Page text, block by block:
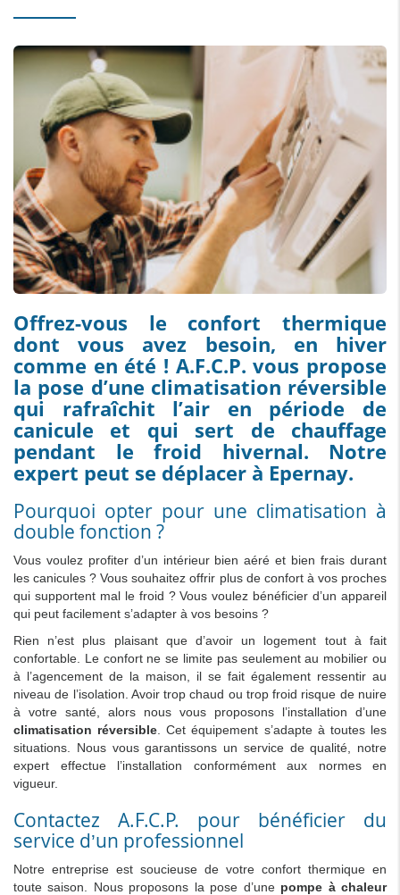
Offrez-vous le confort thermique
dont vous avez besoin, en hiver
comme en été ! A.F.C.P. vous propose
la pose d’une climatisation réversible
qui rafraîchit l’air en période de
canicule et qui sert de chauffage
pendant le froid hivernal. Notre
expert peut se déplacer à Epernay.
Pourquoi opter pour une climatisation à
double fonction ?
Vous voulez profiter d’un intérieur bien aéré et bien frais durant
les canicules ? Vous souhaitez offrir plus de confort à vos proches
qui supportent mal le froid ? Vous voulez bénéficier d’un appareil
qui peut facilement s’adapter à vos besoins ?
Rien n’est plus plaisant que d’avoir un logement tout à fait
confortable. Le confort ne se limite pas seulement au mobilier ou
à l’agencement de la maison, il se fait également ressentir au
niveau de l’isolation. Avoir trop chaud ou trop froid risque de nuire
à votre santé, alors nous vous proposons l’installation d’une
climatisation réversible . Cet équipement s’adapte à toutes les
situations. Nous vous garantissons un service de qualité, notre
expert effectue l’installation conformément aux normes en
vigueur.
Contactez A.F.C.P. pour bénéficier du
service d’un professionnel
Notre entreprise est soucieuse de votre confort thermique en
toute saison. Nous proposons la pose d’une pompe à chaleur